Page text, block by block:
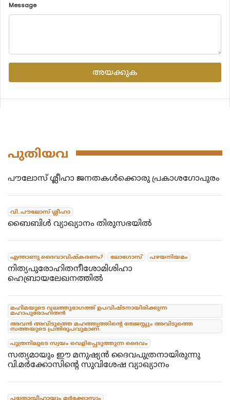
Message
അയക്കുക
പുതിയവ
പൗലോസ് ശ്ലീഹാ ജനതകൾക്കൊരു പ്രകാശഗോപുരം
വി. പൗലോസ് ശ്ലീഹാ
ബൈബിൾ വ്യാഖ്യാനം തിരുസഭയിൽ
എന്താണു ദൈവാവിഷ്കരണം? ലോഗോസ്' പഴയനിയമം
നിത്യപുരോഹിതനീശോമിശിഹാ
ഹെബ്രായലേഖനത്തിൽ
മഹിമയുടെ വലത്തുഭാഗത്ത് ഉപവിഷ്ടനായിരിക്കുന്ന
മഹാപുരോഹിതൻ
അവൻ അവിടുത്തെ മഹത്ത്വത്തിന്റെ തേജസ്സും അവിടുത്തെ
സത്തയുടെ പ്രതിരൂപവുമാണ്.
പുത്രനിലൂടെ സ്വയം വെളിപ്പെടുത്തുന്ന ദൈവം
സത്യമായും ഈ മനുഷ്യൻ ദൈവപുത്രനായിരുന്നു
വി.മർക്കോസിൻ്റെ സുവിശേഷ വ്യാഖ്യാനം
പത്രോസ്സീഹായും മർക്കോസും